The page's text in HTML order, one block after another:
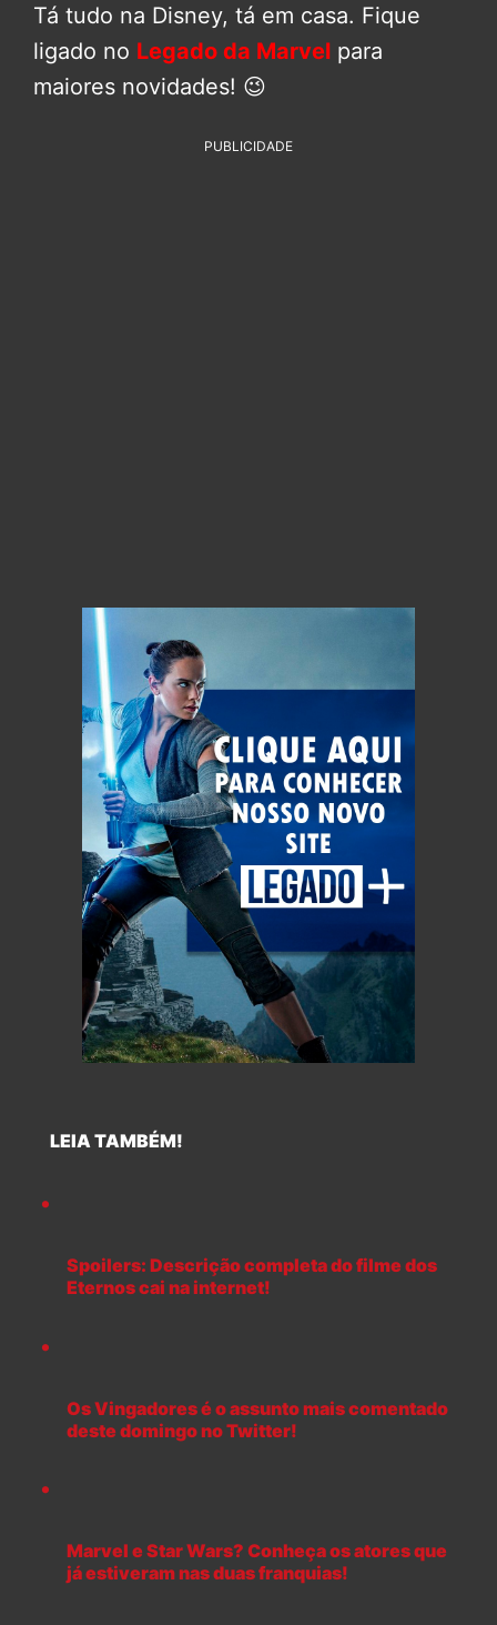
Tá tudo na Disney, tá em casa. Fique
ligado no Legado da Marvel para
maiores novidades! 😉
PUBLICIDADE
LEIA TAMBÉM!
Spoilers: Descrição completa do filme dos
Eternos cai na internet!
Os Vingadores é o assunto mais comentado
deste domingo no Twitter!
Marvel e Star Wars? Conheça os atores que
já estiveram nas duas franquias!